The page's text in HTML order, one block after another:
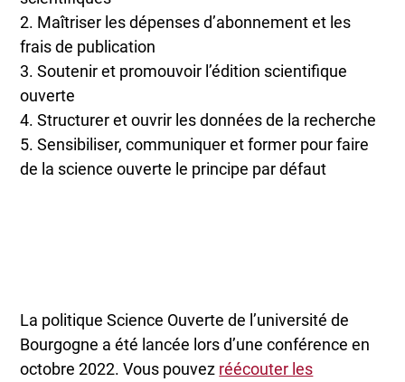
2. Maîtriser les dépenses d’abonnement et les
frais de publication
3. Soutenir et promouvoir l’édition scientifique
ouverte
4. Structurer et ouvrir les données de la recherche
5. Sensibiliser, communiquer et former pour faire
de la science ouverte le principe par défaut
La politique Science Ouverte de l’université de
Bourgogne a été lancée lors d’une conférence en
octobre 2022. Vous pouvez réécouter les